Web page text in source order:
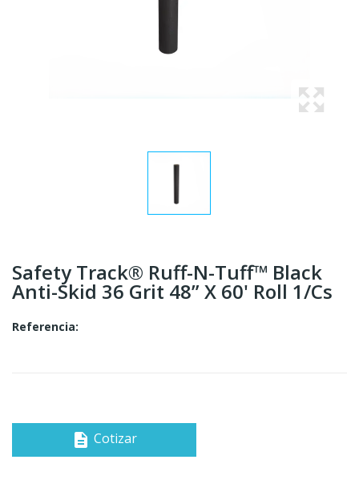
Safety Track® Ruff-N-Tuff™ Black
Anti-Skid 36 Grit 48” X 60' Roll 1/cs
Referencia:
description Cotizar